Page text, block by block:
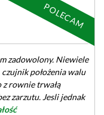
zadowolony. Niewiele
położenia walu
z rownie trwałą
zarzutu. Jesli jednak
POLECAM